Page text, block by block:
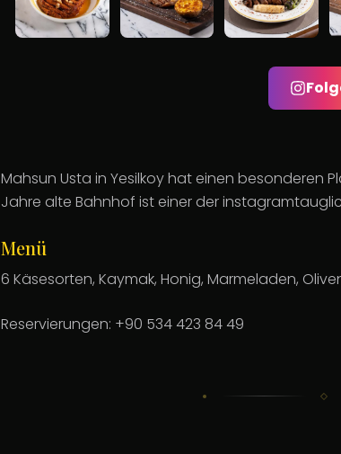
Mahsun Usta in Yesilkoy hat einen besonderen
Jahre alte Bahnhof ist einer der
Menü
6 Käsesorten, Kaymak, Honig, Marmeladen,
Reservierungen: +90 534 423 84 49